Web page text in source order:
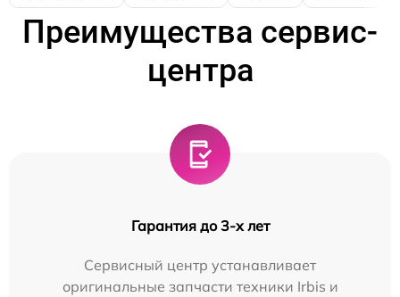
Преимущества сервис-
центра
Гарантия до 3-х лет
Сервисный центр устанавливает
оригинальные запчасти техники Irbis и